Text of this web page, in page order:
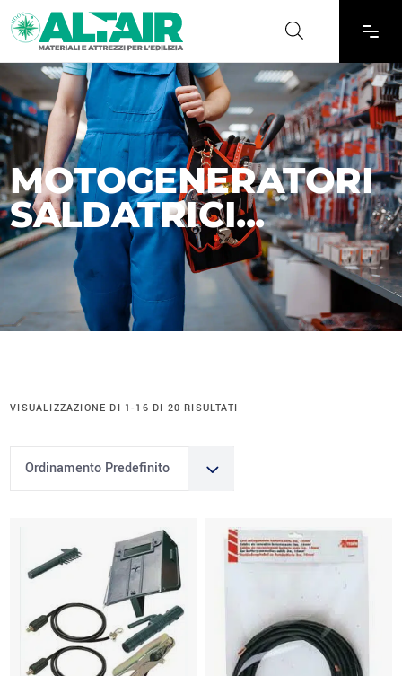
MOTOGENERATORI
SALDATRICI...
VISUALIZZAZIONE DI 1-16 DI 20 RISULTATI
Ordinamento Predefinito